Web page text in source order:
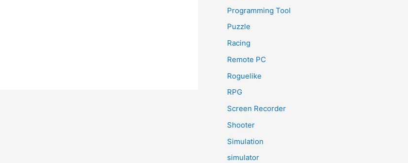
Programming Tool
Puzzle
Racing
Remote PC
Roguelike
RPG
Screen Recorder
Shooter
Simulation
simulator